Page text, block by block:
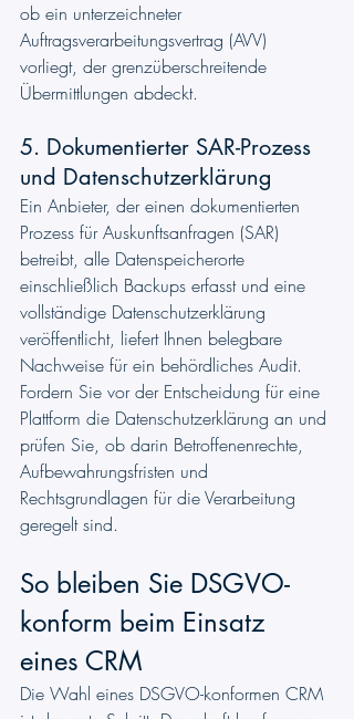
ob ein unterzeichneter
Auftragsverarbeitungsvertrag (AVV)
vorliegt, der grenzüberschreitende
Übermittlungen abdeckt.
5. Dokumentierter SAR-Prozess
und Datenschutzerklärung
Ein Anbieter, der einen dokumentierten
Prozess für Auskunftsanfragen (SAR)
betreibt, alle Datenspeicherorte
einschließlich Backups erfasst und eine
vollständige Datenschutzerklärung
veröffentlicht, liefert Ihnen belegbare
Nachweise für ein behördliches Audit.
Fordern Sie vor der Entscheidung für eine
Plattform die Datenschutzerklärung an und
prüfen Sie, ob darin Betroffenenrechte,
Aufbewahrungsfristen und
Rechtsgrundlagen für die Verarbeitung
geregelt sind.
So bleiben Sie DSGVO-
konform beim Einsatz
eines CRM
Die Wahl eines DSGVO-konformen CRM